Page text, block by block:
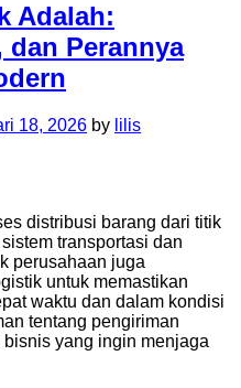
Adalah:
dan Perannya
18, 2026 by lilis
distribusi barang dari titik
transportasi dan
perusahaan juga
untuk memastikan
waktu dan dalam kondisi
tentang pengiriman
yang ingin menjaga